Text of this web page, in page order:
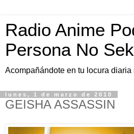
Radio Anime
Persona No
Acompañándote en tu locura diaria
lunes, 1 de marzo de 2010
GEISHA ASSASSIN